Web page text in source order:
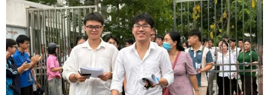
TIN CÙNG CHUYÊN MỤC
Kết luận thanh tra về cơ sở nhà, đất
dôi dư sau sắp xếp tại thành phố Hải
Phòng